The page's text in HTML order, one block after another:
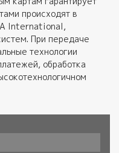
происходят в
International,
При передаче
технологии
обработка